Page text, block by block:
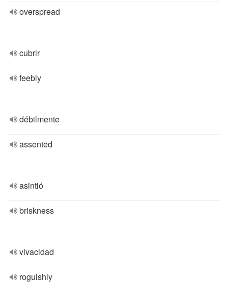
overspread
cubrir
feebly
débilmente
assented
asintió
briskness
vivacidad
roguishly